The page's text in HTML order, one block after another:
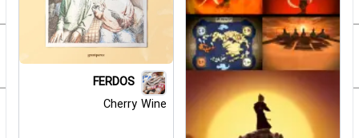
FERDOS
Cherry Wine